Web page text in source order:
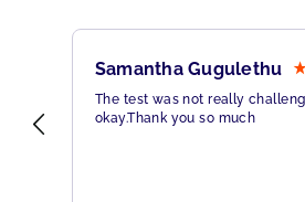
Samantha Gugulethu
The test was not really
okay.Thank you so much